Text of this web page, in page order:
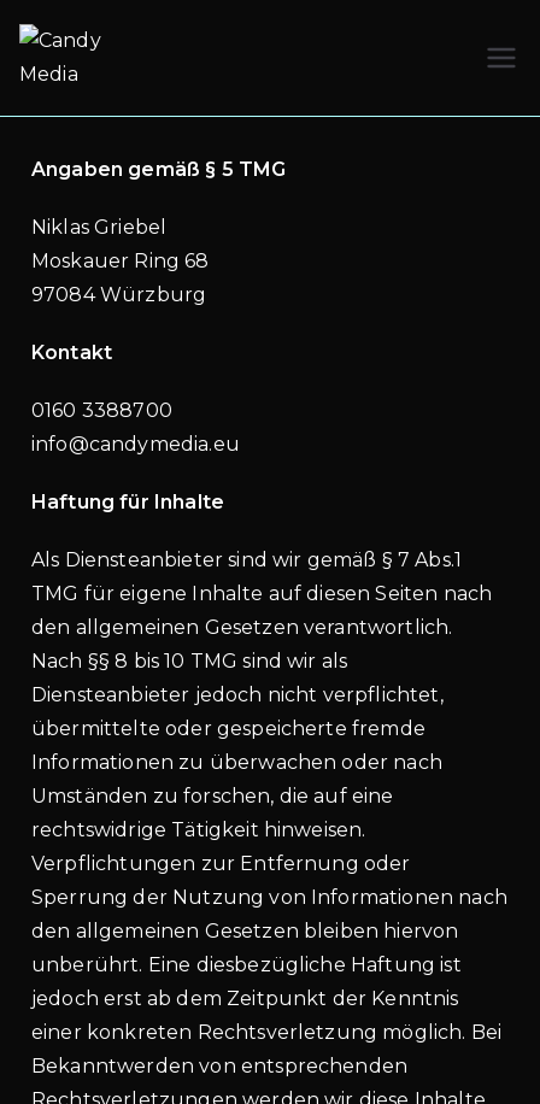
Angaben gemäß § 5 TMG
Niklas Griebel
Moskauer Ring 68
97084 Würzburg
Kontakt
0160 3388700
info@candymedia.eu
Haftung für Inhalte
Als Diensteanbieter sind wir gemäß § 7 Abs.1
TMG für eigene Inhalte auf diesen Seiten nach
den allgemeinen Gesetzen verantwortlich.
Nach §§ 8 bis 10 TMG sind wir als
Diensteanbieter jedoch nicht verpflichtet,
übermittelte oder gespeicherte fremde
Informationen zu überwachen oder nach
Umständen zu forschen, die auf eine
rechtswidrige Tätigkeit hinweisen.
Verpflichtungen zur Entfernung oder
Sperrung der Nutzung von Informationen nach
den allgemeinen Gesetzen bleiben hiervon
unberührt. Eine diesbezügliche Haftung ist
jedoch erst ab dem Zeitpunkt der Kenntnis
einer konkreten Rechtsverletzung möglich. Bei
Bekanntwerden von entsprechenden